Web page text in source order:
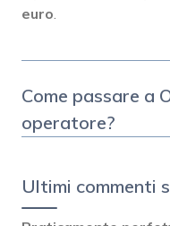
euro.
Come passare a
operatore?
Ultimi commenti